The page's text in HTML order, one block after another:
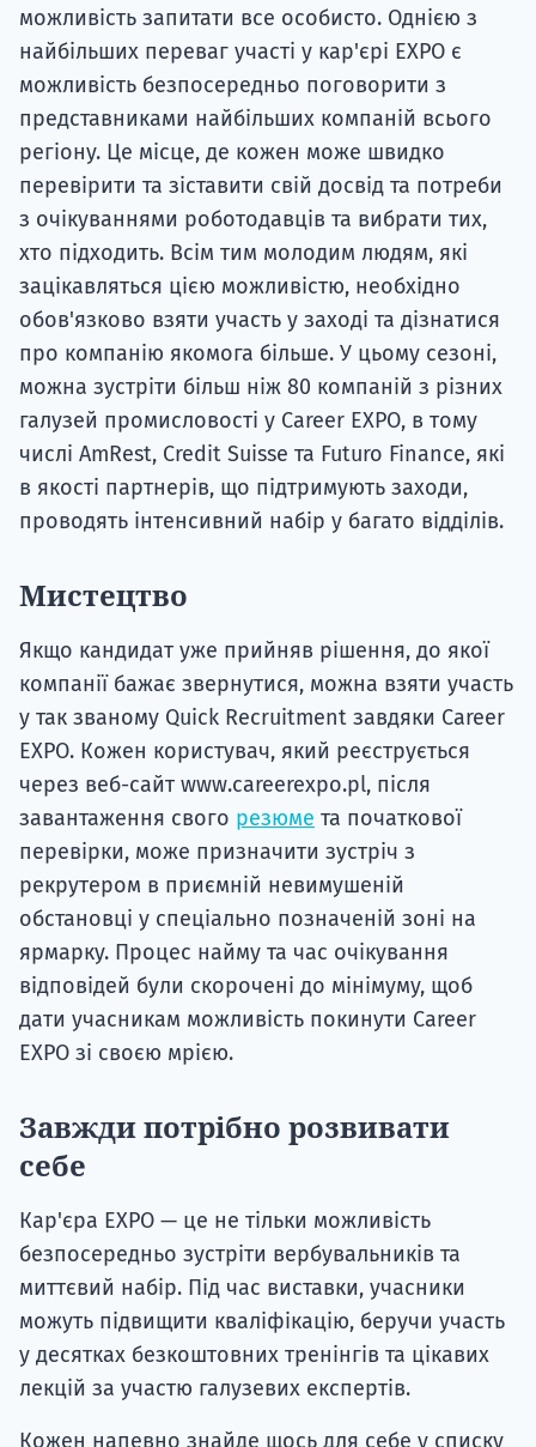
можливість запитати все особисто. Однією з
найбільших переваг участі у кар'єрі EXPO є
можливість безпосередньо поговорити з
представниками найбільших компаній всього
регіону. Це місце, де кожен може швидко
перевірити та зіставити свій досвід та потреби
з очікуваннями роботодавців та вибрати тих,
хто підходить. Всім тим молодим людям, які
зацікавляться цією можливістю, необхідно
обов'язково взяти участь у заході та дізнатися
про компанію якомога більше. У цьому сезоні,
можна зустріти більш ніж 80 компаній з різних
галузей промисловості у Career EXPO, в тому
числі AmRest, Credit Suisse та Futuro Finance, які
в якості партнерів, що підтримують заходи,
проводять інтенсивний набір у багато відділів.
Мистецтво
Якщо кандидат уже прийняв рішення, до якої
компанії бажає звернутися, можна взяти участь
у так званому Quick Recruitment завдяки Career
EXPO. Кожен користувач, який реєструється
через веб-сайт www.careerexpo.pl, після
завантаження свого резюме та початкової
перевірки, може призначити зустріч з
рекрутером в приємній невимушеній
обстановці у спеціально позначеній зоні на
ярмарку. Процес найму та час очікування
відповідей були скорочені до мінімуму, щоб
дати учасникам можливість покинути Career
EXPO зі своєю мрією.
Завжди потрібно розвивати
себе
Кар'єра EXPO — це не тільки можливість
безпосередньо зустріти вербувальників та
миттєвий набір. Під час виставки, учасники
можуть підвищити кваліфікацію, беручи участь
у десятках безкоштовних тренінгів та цікавих
лекцій за участю галузевих експертів.
Кожен напевно знайде щось для себе у списку